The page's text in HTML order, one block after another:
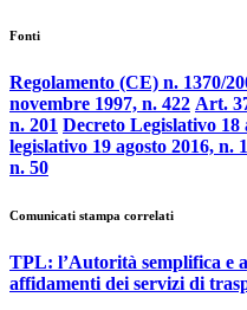
Fonti
Regolamento (CE) n. 1370/
novembre 1997, n. 422 Art.
n. 201 Decreto Legislativo 18
legislativo 19 agosto 2016, n.
n. 50
Comunicati stampa correlati
TPL: l’Autorità semplifica e
affidamenti dei servizi di